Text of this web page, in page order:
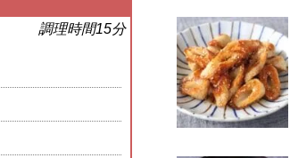
調理時間15分